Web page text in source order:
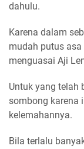
dahulu.
Karena dalam
mudah putus
menguasai Aji
Untuk yang telah
sombong karena
kelemahannya.
Bila terlalu